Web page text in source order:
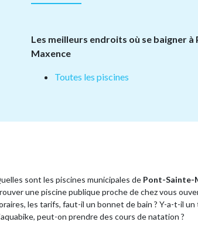
Les meilleurs endroits où se baigner à
Maxence
Toutes les piscines
sont les piscines municipales de Pont-Sainte-
une piscine publique proche de chez vous
les tarifs, faut-il un bonnet de bain ? Y-a-t-il un
peut-on prendre des cours de natation ?